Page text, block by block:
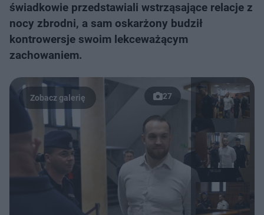
świadkowie przedstawiali wstrząsające relacje z
nocy zbrodni, a sam oskarżony budził
kontrowersje swoim lekceważącym
zachowaniem.
27